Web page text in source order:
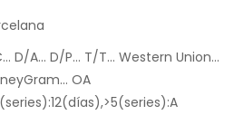
D/A... D/P... T/T... Western Union...
OA